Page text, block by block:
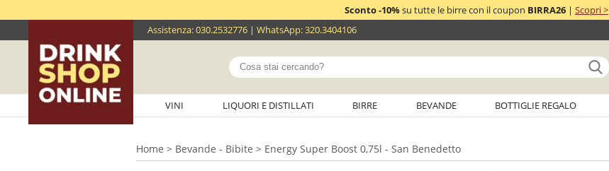
Sconto -10%su tutte le birre con il coupon BIRRA26| Scopri >
Assistenza:030.2532776 | WhatsApp:320.3404106
VINI LIQUORI E DISTILLATI BIRRE BEVANDE BOTTIGLIE REGALO
Home > Bevande - Bibite > Energy Super Boost 0,75l - San Benedetto